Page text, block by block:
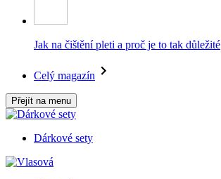
Jak na čištění pleti a proč je to tak důležité
Celý magazín
Přejít na menu
Dárkové sety